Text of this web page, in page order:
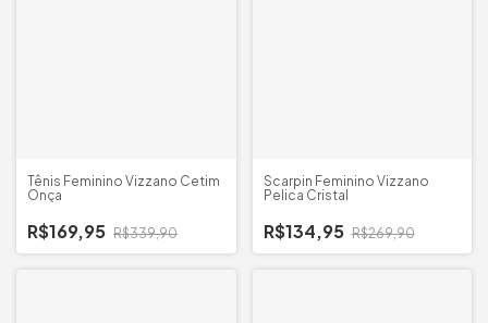
Tênis Feminino Vizzano Cetim
Onça
R$169,95 R$339,90
Scarpin Feminino Vizzano
Pelica Cristal
R$134,95 R$269,90